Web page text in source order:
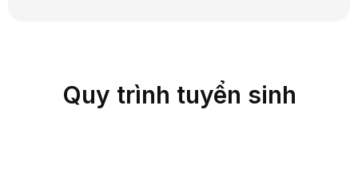
Quy trình tuyển sinh